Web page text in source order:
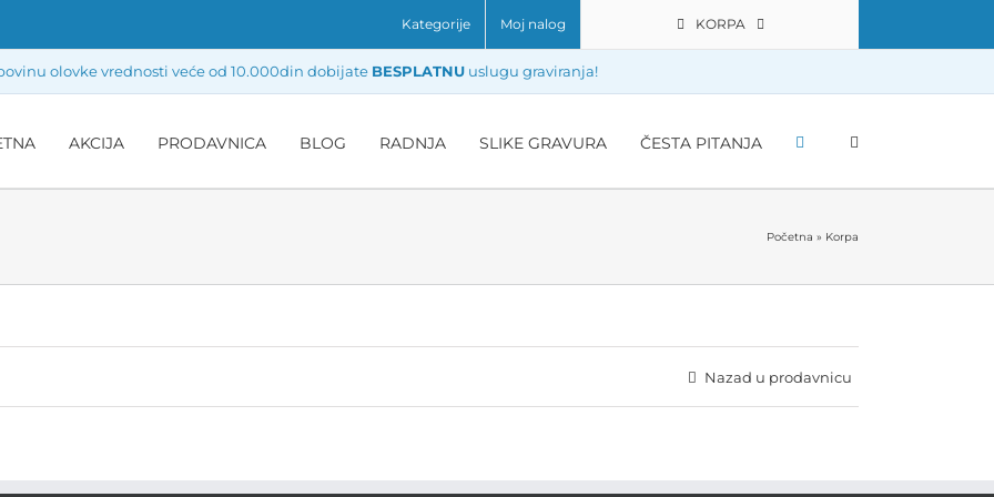
Kategorije Moj nalog KORPA
olovke vrednosti veće od 10.000din dobijate BESPLATNUuslugu graviranja!
AKCIJA PRODAVNICA BLOG RADNJA SLIKE GRAVURA ČESTA PITANJA
Početna » Korpa
Nazad u prodavnicu